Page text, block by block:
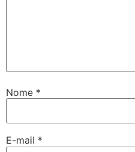
Nome *
E-mail *